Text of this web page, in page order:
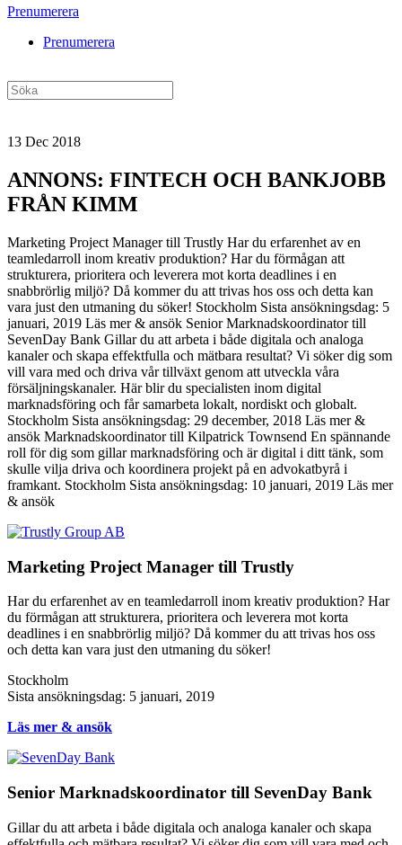
Prenumerera
Prenumerera
13 Dec 2018
ANNONS: FINTECH OCH BANKJOBB
FRÅN KIMM
Marketing Project Manager till Trustly Har du erfarenhet av en
teamledarroll inom kreativ produktion? Har du förmågan att
strukturera, prioritera och leverera mot korta deadlines i en
snabbrörlig miljö? Då kommer du att trivas hos oss och detta kan
vara just den utmaning du söker! Stockholm Sista ansökningsdag: 5
januari, 2019 Läs mer & ansök Senior Marknadskoordinator till
SevenDay Bank Gillar du att arbeta i både digitala och analoga
kanaler och skapa effektfulla och mätbara resultat? Vi söker dig som
vill vara med och driva vår tillväxt genom att utveckla våra
försäljningskanaler. Här blir du specialisten inom digital
marknadsföring och får samarbeta lokalt, nordiskt och globalt.
Stockholm Sista ansökningsdag: 29 december, 2018 Läs mer &
ansök Marknadskoordinator till Kilpatrick Townsend En spännande
roll för dig som gillar marknadsföring och är digital i ditt tänk, som
skulle vilja driva och koordinera projekt på en advokatbyrå i
framkant. Stockholm Sista ansökningsdag: 10 januari, 2019 Läs mer
& ansök
Marketing Project Manager till Trustly
Har du erfarenhet av en teamledarroll inom kreativ produktion? Har
du förmågan att strukturera, prioritera och leverera mot korta
deadlines i en snabbrörlig miljö? Då kommer du att trivas hos oss
och detta kan vara just den utmaning du söker!
Stockholm
Sista ansökningsdag: 5 januari, 2019
Läs mer & ansök
Senior Marknadskoordinator till SevenDay Bank
Gillar du att arbeta i både digitala och analoga kanaler och skapa